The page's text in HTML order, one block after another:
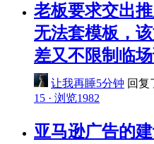
老板要求交出
无法套模板，
差又不限制临
让我再睡5分钟 回复
15 · 浏览1982
亚马逊广告的